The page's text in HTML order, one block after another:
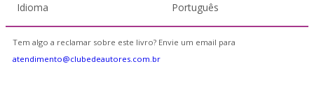
Idioma Português
Tem algo a reclamar sobre este livro? Envie um email para
atendimento@clubedeautores.com.br